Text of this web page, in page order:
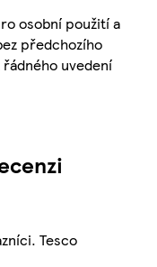
osobní použití a
předchozího
uvedení
Tesco